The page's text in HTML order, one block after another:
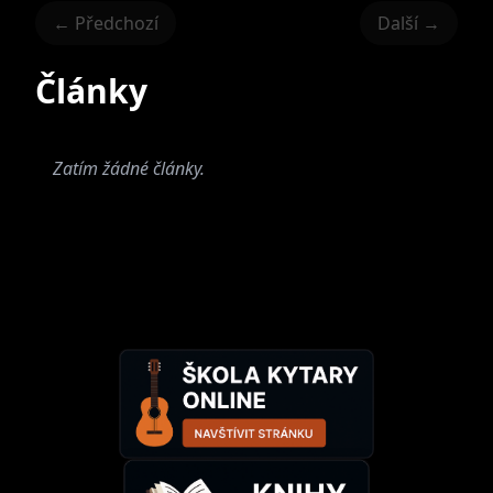
Bohuslav Zavřel
← Předchozí Další →
Články
Zatím žádné články.